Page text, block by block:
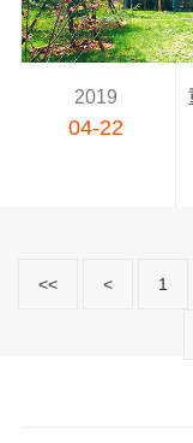
2019
04-22
<< < 1